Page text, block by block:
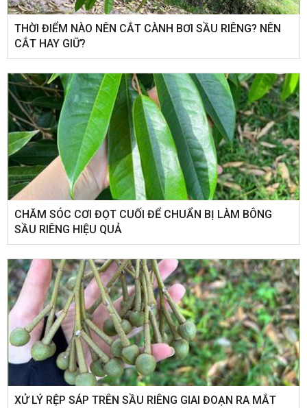
THỜI ĐIỂM NÀO NÊN CẮT CÀNH BƠI SẦU RIÊNG? NÊN
CẮT HAY GIỮ?
CHĂM SÓC CƠI ĐỌT CUỐI ĐỂ CHUẨN BỊ LÀM BÔNG
SẦU RIÊNG HIỆU QUẢ
XỬ LÝ RỆP SÁP TRÊN SẦU RIÊNG GIAI ĐOẠN RA MẮT